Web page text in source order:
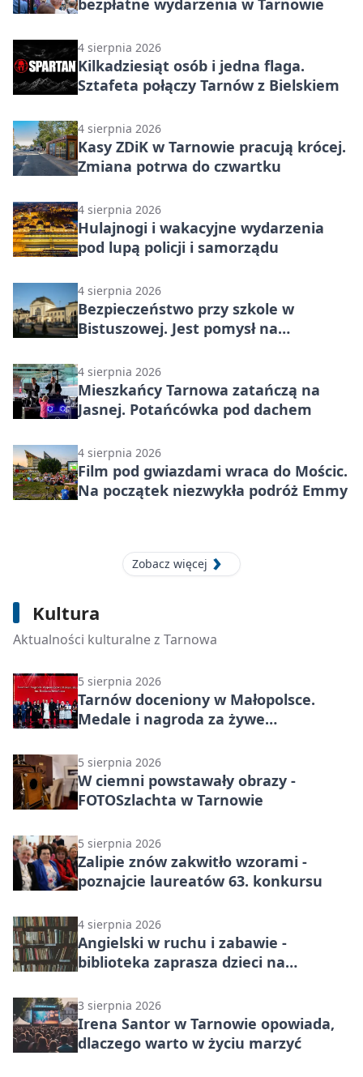
bezpłatne wydarzenia w Tarnowie
4 sierpnia 2026
Kilkadziesiąt osób i jedna flaga.
Sztafeta połączy Tarnów z Bielskiem
4 sierpnia 2026
Kasy ZDiK w Tarnowie pracują krócej.
Zmiana potrwa do czwartku
4 sierpnia 2026
Hulajnogi i wakacyjne wydarzenia
pod lupą policji i samorządu
4 sierpnia 2026
Bezpieczeństwo przy szkole w
Bistuszowej. Jest pomysł na
4 sierpnia 2026
Mieszkańcy Tarnowa zatańczą na
Jasnej. Potańcówka pod dachem
4 sierpnia 2026
Film pod gwiazdami wraca do Mościc.
Na początek niezwykła podróż Emmy
Zobacz więcej
Kultura
Aktualności kulturalne z Tarnowa
Kazimierz Kurczab zostaje na dłużej w
Muzeum Ziemi Tarnowskiej.
5 sierpnia 2026
Tarnów doceniony w Małopolsce.
Medale i nagroda za żywe
5 sierpnia 2026
W ciemni powstawały obrazy -
FOTOSzlachta w Tarnowie
5 sierpnia 2026
Zalipie znów zakwitło wzorami -
poznajcie laureatów 63. konkursu
4 sierpnia 2026
Angielski w ruchu i zabawie -
biblioteka zaprasza dzieci na
3 sierpnia 2026
Irena Santor w Tarnowie opowiada,
dlaczego warto w życiu marzyć